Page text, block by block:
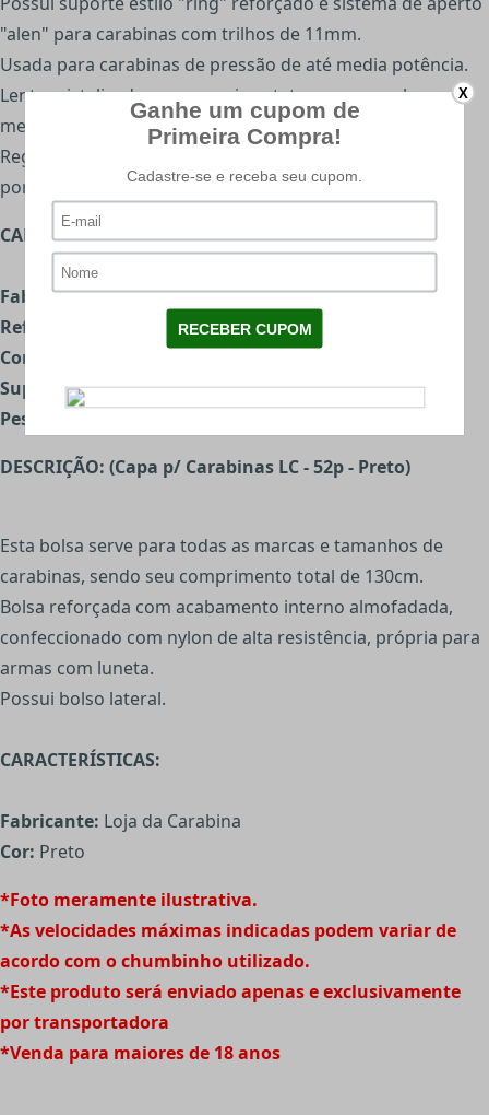
"alen" para carabinas com trilhos de 11mm.
Usada para carabinas de pressão de até media potência.
Lente cristalizada que possui protetor em amarelo,
melhorando a visada em dias de menos visibilidade.
Regulagem lateral e vertical com clik em rosca ponto-a-
ponto.
CARACTERÍSTICAS:
Fabricante:Rossi
Referência Fabricante:25206001
Cor:
Suporte para fixação:3/8’’ (11mm)
Peso unit:
DESCRIÇÃO: (Capa p/ Carabinas LC - 52p - Preto)
Esta bolsa serve para todas as marcas e tamanhos de
carabinas, sendo seu comprimento total de 130cm.
Bolsa reforçada com acabamento interno almofadada,
confeccionado com nylon de alta resistência, própria para
armas com luneta.
Possui bolso lateral.
CARACTERÍSTICAS:
Fabricante: Loja da Carabina
Cor: Preto
*Foto meramente ilustrativa.
*As velocidades máximas indicadas podem variar de
acordo com o chumbinho utilizado.
*Este produto será enviado apenas e exclusivamente
por transportadora
*Venda para maiores de 18 anos
X